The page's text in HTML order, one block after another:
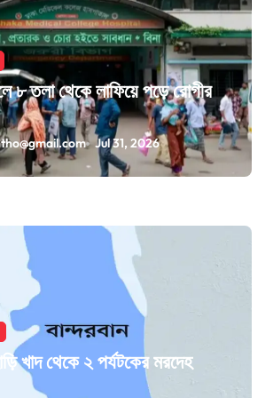
৮ তলা থেকে লাফিয়ে পড়ে রোগীর
Jul 31, 2026
খাদ থেকে ২ পর্যটকের মরদেহ